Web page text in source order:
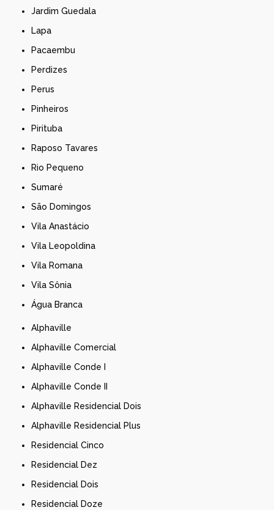
Jardim Guedala
Lapa
Pacaembu
Perdizes
Perus
Pinheiros
Pirituba
Raposo Tavares
Rio Pequeno
Sumaré
São Domingos
Vila Anastácio
Vila Leopoldina
Vila Romana
Vila Sônia
Água Branca
Alphaville
Alphaville Comercial
Alphaville Conde I
Alphaville Conde II
Alphaville Residencial Dois
Alphaville Residencial Plus
Residencial Cinco
Residencial Dez
Residencial Dois
Residencial Doze